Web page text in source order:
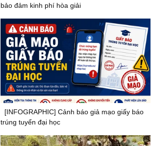
bảo đảm kinh phí hòa giải
[INFOGRAPHIC] Cảnh báo giả mạo giấy báo
trúng tuyển đại học